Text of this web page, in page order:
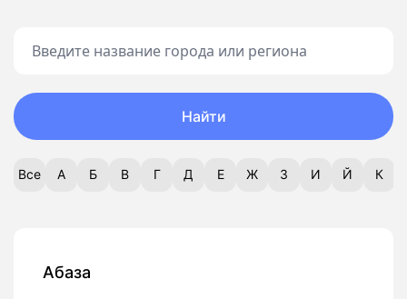
Найти
Все А Б В Г Д Е Ж З И Й К
Абаза